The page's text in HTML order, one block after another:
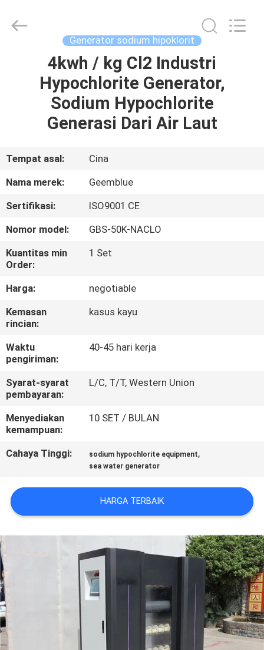
RUMAH
PRODUK
TENTANG
TUR
PABRIK
KONTROL
KUALITAS
HUBUNGI
KAMI
BERITA
PENAWARAN
COMPANY
NEWS
SITEMAP
KEBIJAKAN
Generator sodium hipoklorit
4kwh / kg Cl2 Industri
Hypochlorite Generator,
Sodium Hypochlorite
Generasi Dari Air Laut
Tempat asal:
Cina
Nama merek:
Geemblue
Sertifikasi:
ISO9001 CE
Nomor model:
GBS-50K-NACLO
Kuantitas min
Order:
1 Set
Harga:
negotiable
Kemasan
rincian:
kasus kayu
Waktu
pengiriman:
40-45 hari kerja
Syarat-syarat
pembayaran:
L/C, T/T, Western Union
Menyediakan
kemampuan:
10 SET / BULAN
Cahaya Tinggi: sodium hypochlorite equipment,
sea water generator
HARGA TERBAIK